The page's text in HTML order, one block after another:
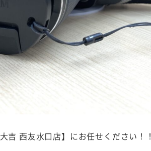
西友水口店】にお任せください！！